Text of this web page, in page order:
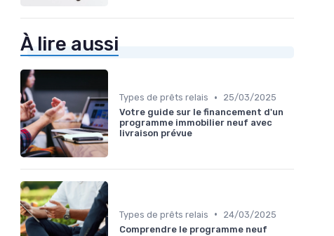
À lire aussi
Types de prêts relais •
25/03/2025
Votre guide sur le financement d'un
programme immobilier neuf avec
livraison prévue
Types de prêts relais •
24/03/2025
Comprendre le programme neuf